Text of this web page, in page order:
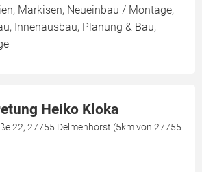
Markisen, Neueinbau / Montage,
Innenausbau, Planung & Bau,
Heiko Kloka
22, 27755 Delmenhorst (5km von 27755